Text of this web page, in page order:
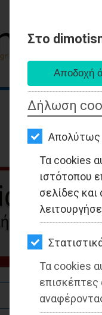
Στο
Δήλωση
Απολύτως
Τα cookies
ιστότοπου
σελίδες
Τα cookies
επισκέπτες